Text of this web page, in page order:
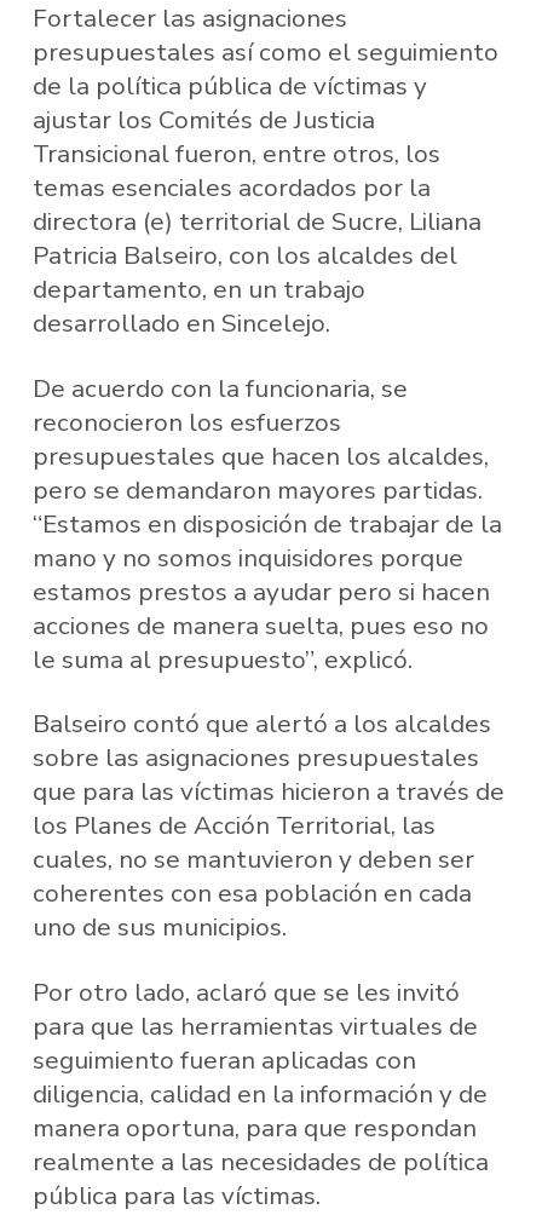
Fortalecer las asignaciones
presupuestales así como el seguimiento
de la política pública de víctimas y
ajustar los Comités de Justicia
Transicional fueron, entre otros, los
temas esenciales acordados por la
directora (e) territorial de Sucre, Liliana
Patricia Balseiro, con los alcaldes del
departamento, en un trabajo
desarrollado en Sincelejo.
De acuerdo con la funcionaria, se
reconocieron los esfuerzos
presupuestales que hacen los alcaldes,
pero se demandaron mayores partidas.
“Estamos en disposición de trabajar de la
mano y no somos inquisidores porque
estamos prestos a ayudar pero si hacen
acciones de manera suelta, pues eso no
le suma al presupuesto”, explicó.
Balseiro contó que alertó a los alcaldes
sobre las asignaciones presupuestales
que para las víctimas hicieron a través de
los Planes de Acción Territorial, las
cuales, no se mantuvieron y deben ser
coherentes con esa población en cada
uno de sus municipios.
Por otro lado, aclaró que se les invitó
para que las herramientas virtuales de
seguimiento fueran aplicadas con
diligencia, calidad en la información y de
manera oportuna, para que respondan
realmente a las necesidades de política
pública para las víctimas.